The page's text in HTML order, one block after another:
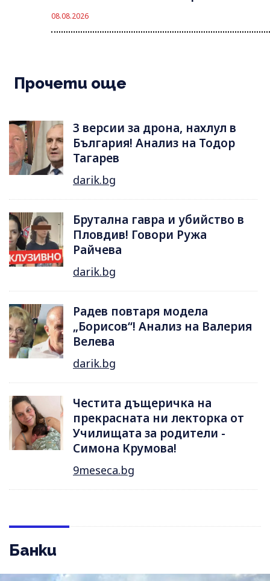
08.08.2026
Прочети още
3 версии за дрона, нахлул в
България! Анализ на Тодор
Тагарев
darik.bg
Брутална гавра и убийство в
Пловдив! Говори Ружа
Райчева
darik.bg
Радев повтаря модела
„Борисов“! Анализ на Валерия
Велева
darik.bg
Честита дъщеричка на
прекрасната ни лекторка от
Училищата за родители -
Симона Крумова!
9meseca.bg
Банки